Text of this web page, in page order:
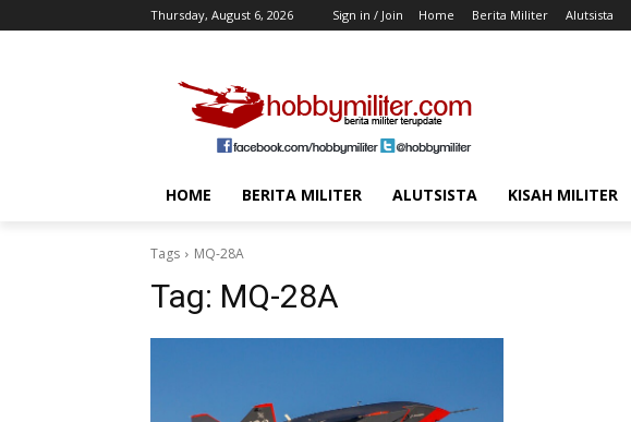
Thursday, August 6, 2026 Sign in / Join Home Berita Militer Alutsista
HOME BERITA MILITER ALUTSISTA KISAH MILITER
Tags MQ-28A
Tag: MQ-28A